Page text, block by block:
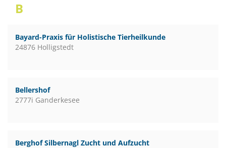
B
Bayard-Praxis für Holistische Tierheilkunde
24876 Holligstedt
Bellershof
2777i Ganderkesee
Berghof Silbernagl Zucht und Aufzucht